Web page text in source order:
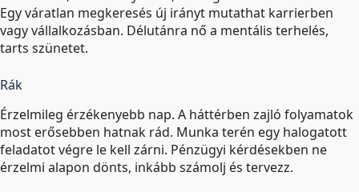
Egy váratlan megkeresés új irányt mutathat karrierben
vagy vállalkozásban. Délutánra nő a mentális terhelés,
tarts szünetet.
Rák
Érzelmileg érzékenyebb nap. A háttérben zajló folyamatok
most erősebben hatnak rád. Munka terén egy halogatott
feladatot végre le kell zárni. Pénzügyi kérdésekben ne
érzelmi alapon dönts, inkább számolj és tervezz.